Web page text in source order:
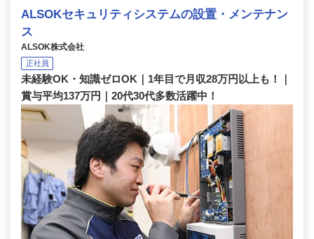
ALSOKセキュリティシステムの設置・メンテナン
ス
ALSOK株式会社
正社員
未経験OK・知識ゼロOK｜1年目で月収28万円以上も！｜
賞与平均137万円｜20代30代多数活躍中！